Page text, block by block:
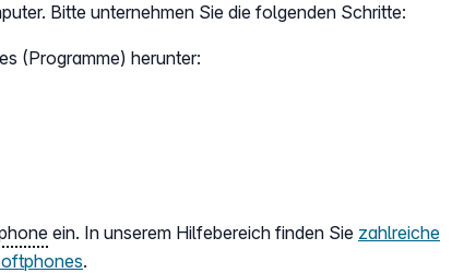
Bitte unternehmen Sie die folgenden Schritte:
(Programme) herunter:
ein. In unserem Hilfebereich finden Sie zahlreiche
.